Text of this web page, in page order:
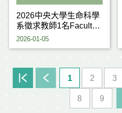
2026中央大學生命科學
系徵求教師1名Faculty
positions for Life
2026-01-05
1 2 3
8 9